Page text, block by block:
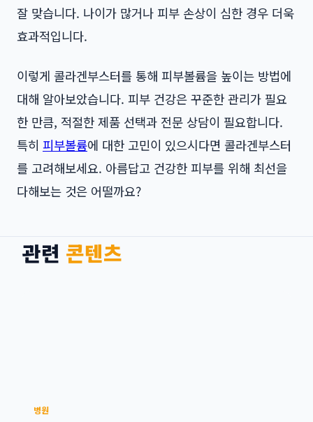
잘 맞습니다. 나이가 많거나 피부 손상이 심한 경우 더욱
효과적입니다.
이렇게 콜라겐부스터를 통해 피부볼륨을 높이는 방법에
대해 알아보았습니다. 피부 건강은 꾸준한 관리가 필요
한 만큼, 적절한 제품 선택과 전문 상담이 필요합니다.
특히 피부볼륨에 대한 고민이 있으시다면 콜라겐부스터
를 고려해보세요. 아름답고 건강한 피부를 위해 최선을
다해보는 것은 어떨까요?
관련 콘텐츠
병원